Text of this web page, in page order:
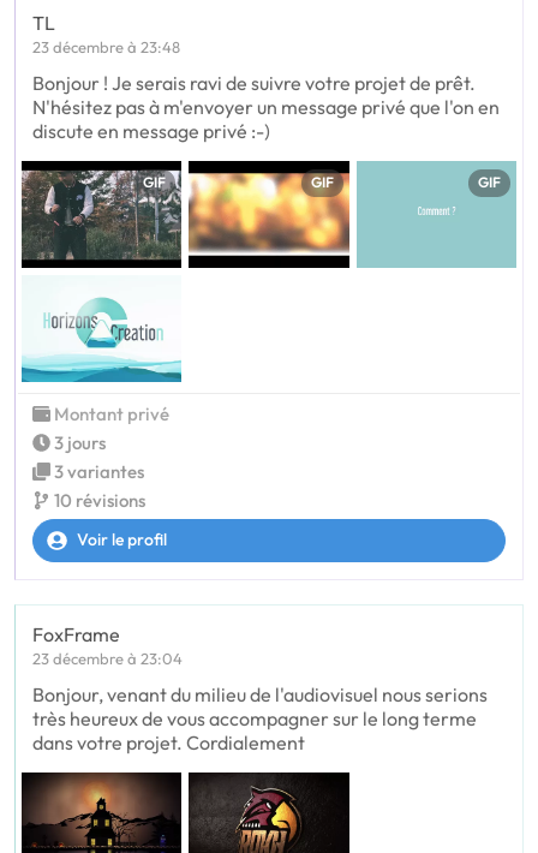
TL
23 décembre à 23:48
Bonjour ! Je serais ravi de suivre votre projet de prêt.
N'hésitez pas à m'envoyer un message privé que l'on en
discute en message privé :-)
GIF GIF GIF
Montant privé
3 jours
3 variantes
10 révisions
Voir le profil
FoxFrame
23 décembre à 23:04
Bonjour, venant du milieu de l'audiovisuel nous serions
très heureux de vous accompagner sur le long terme
dans votre projet. Cordialement